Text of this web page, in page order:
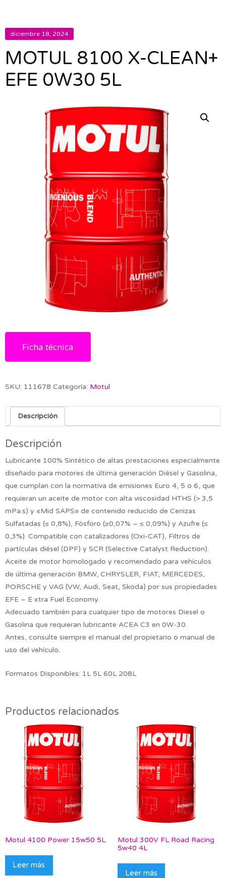
diciembre 18, 2024
MOTUL 8100 X-CLEAN+
EFE 0W30 5L
Ficha técnica
SKU: 111678 Categoría: Motul
Descripción
Descripción
Lubricante 100% Sintético de altas prestaciones especialmente
diseñado para motores de última generación Diésel y Gasolina,
que cumplan con la normativa de emisiones Euro 4, 5 o 6, que
requieran un aceite de motor con alta viscosidad HTHS (> 3,5
mPa.s) y «Mid SAPS» de contenido reducido de Cenizas
Sulfatadas (≤ 0,8%), Fósforo (≥0,07% – ≤ 0,09%) y Azufre (≤
0,3%). Compatible con catalizadores (Oxi-CAT), Filtros de
partículas diésel (DPF) y SCR (Selective Catalyst Reduction).
Aceite de motor homologado y recomendado para vehículos
de última generación BMW, CHRYSLER, FIAT, MERCEDES,
PORSCHE y VAG (VW, Audi, Seat, Skoda) por sus propiedades
EFE – E xtra Fuel Economy.
Adecuado también para cualquier tipo de motores Diesel o
Gasolina que requieran lubricante ACEA C3 en 0W-30.
Antes, consulte siempre el manual del propietario o manual de
uso del vehículo.
Formatos Disponibles: 1L 5L 60L 208L
Productos relacionados
Motul 4100 Power 15w50 5L
Leer más
Motul 300V FL Road Racing
5w40 4L
Leer más